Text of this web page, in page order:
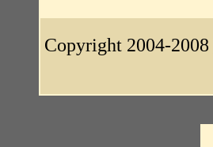
Copyright 2004-2008